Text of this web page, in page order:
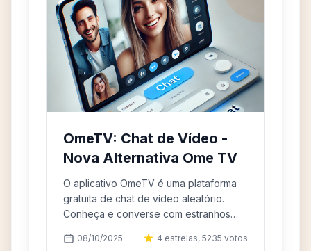
OmeTV: Chat de Vídeo -
Nova Alternativa Ome TV
O aplicativo OmeTV é uma plataforma
gratuita de chat de vídeo aleatório.
Conheça e converse com estranhos
Experimente as melhores alternativas
08/10/2025 4 estrelas, 5235 votos